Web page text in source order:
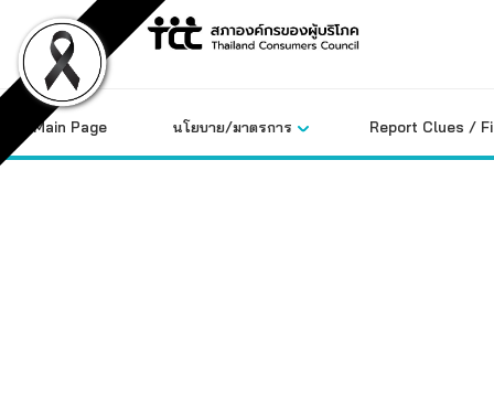
content
Main Page นโยบาย/มาตรการ Report Clues /